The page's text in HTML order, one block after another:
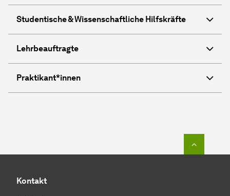
Studentische & Wissen­schaft­liche Hilfs­kräf­te
Lehrbeauftragte
Praktikant*innen
Kontakt